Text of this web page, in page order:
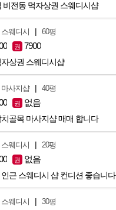
비전동 먹자상권 스웨디시샵
스웨디시 | 60평
권 7900
상권 스웨디시샵
마사지샵 | 40평
권 없음
골목 마사지샵 매매 합니다
스웨디시 | 20평
권 없음
근 스웨디시 샵 컨디션 좋습니다
스웨디시 | 30평